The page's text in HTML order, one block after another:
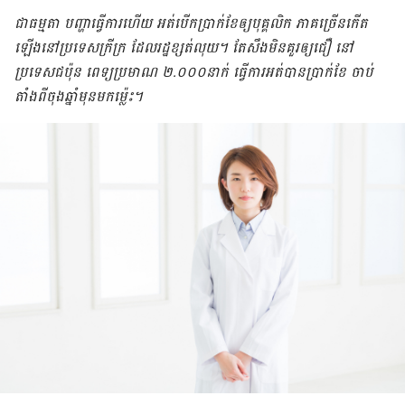
ជាធម្មតា បញ្ហាធ្វើការហើយ អត់បើក​ប្រាក់ខែ​ឲ្យបុគ្គលិក ភាគច្រើនកើត
ឡើង​នៅ​ប្រទេស​ក្រីក្រ ដែល​រដ្ឋខ្សត់​លុយ។ តែ​សឹង​មិនគួរ​ឲ្យជឿ នៅ​
ប្រទេស​ជប៉ុន ពេទ្យ​ប្រមាណ ២.០០០​នាក់ ធ្វើការ​អត់បាន​ប្រាក់ខែ ចាប់
តាំង​ពី​ចុងឆ្នាំមុនមក​ម្ល៉េះ។